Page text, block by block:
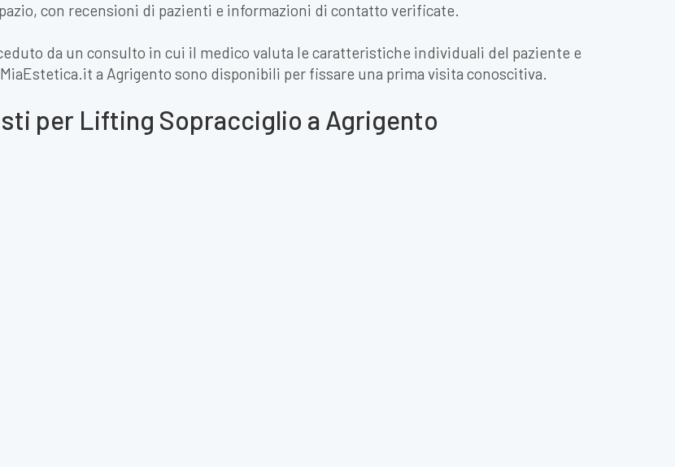
con recensioni di pazienti e informazioni di contatto verificate.
da un consulto in cui il medico valuta le caratteristiche individuali del paziente e
a Agrigento sono disponibili per fissare una prima visita conoscitiva.
per Lifting Sopracciglio a Agrigento